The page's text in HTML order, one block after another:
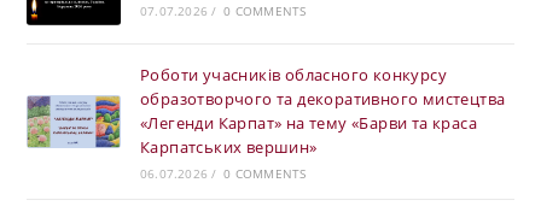
07.07.2026 / 0 COMMENTS
Роботи учасників обласного конкурсу
образотворчого та декоративного мистецтва
«Легенди Карпат» на тему «Барви та краса
Карпатських вершин»
06.07.2026 / 0 COMMENTS